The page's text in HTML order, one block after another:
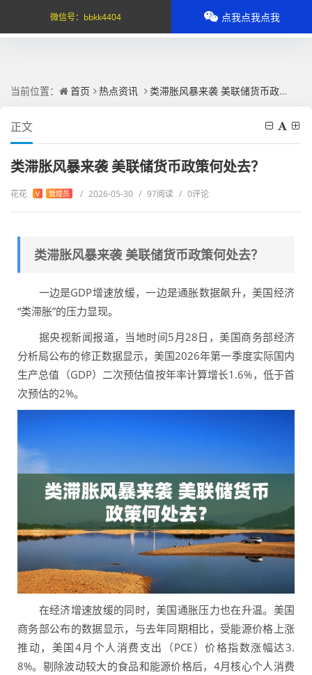
当前位置： 首页 热点资讯 类滞胀风暴来袭 美联储货币政策何处去？
正文
类滞胀风暴来袭 美联储货币政策何处去？
花花 V 管理员 / 2026-05-30 / 97阅读 / 0评论
类滞胀风暴来袭 美联储货币政策何处去？
一边是GDP增速放缓，一边是通胀数据飙升，美国经济
“类滞胀”的压力显现。
据央视新闻报道，当地时间5月28日，美国商务部经济
分析局公布的修正数据显示，美国2026年第一季度实际国内
生产总值（GDP）二次预估值按年率计算增长1.6%，低于首
次预估的2%。
在经济增速放缓的同时，美国通胀压力也在升温。美国
商务部公布的数据显示，与去年同期相比，受能源价格上涨
推动，美国4月个人消费支出（PCE）价格指数涨幅达3.
8%。剔除波动较大的食品和能源价格后，4月核心个人消费
微信号： bbkk4404 点我点我点我